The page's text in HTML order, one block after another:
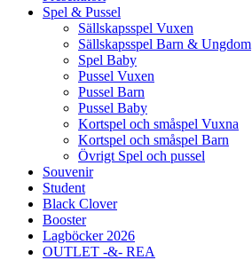
Spel & Pussel
Sällskapsspel Vuxen
Sällskapsspel Barn & Ungdom
Spel Baby
Pussel Vuxen
Pussel Barn
Pussel Baby
Kortspel och småspel Vuxna
Kortspel och småspel Barn
Övrigt Spel och pussel
Souvenir
Student
Black Clover
Booster
Lagböcker 2026
OUTLET -&- REA